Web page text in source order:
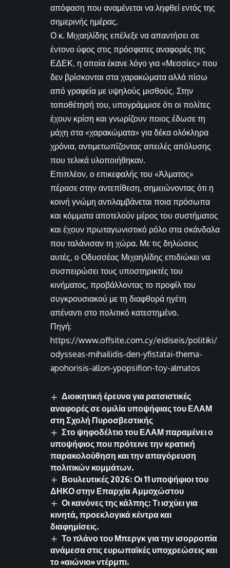
απόφαση που αναμένεται να ληφθεί εντός της
σημερινής ημέρας.
Ο κ. Μιχαηλίδης επέλεξε να απαντήσει σε
έντονο ύφος στις πρόσφατες αναφορές της
ΕΔΕΚ, η οποία έκανε λόγο για «Μεσσίες» που
δεν βρίσκονται στα χαρακώματα αλλά πίσω
από γραφεία με υψηλούς μισθούς. Στην
τοποθέτησή του, υπογράμμισε ότι οι πολίτες
έχουν κρίση και γνωρίζουν ποιος έδωσε τη
μάχη στα «χαρακώματα» για δέκα ολόκληρα
χρόνια, αντιμετωπίζοντας απειλές απόλυσης
που τελικά υλοποιήθηκαν.
Επιπλέον, ο επικεφαλής του «Άλματος»
πέρασε στην αντεπίθεση, σημειώνοντας ότι η
κοινή γνώμη αντιλαμβάνεται ποια πρόσωπα
και κόμματα αποτελούν μέρος του συστήματος
και έχουν πρωταγωνιστικό ρόλο στα σκάνδαλα
που ταλάνισαν τη χώρα. Με τις δηλώσεις
αυτές, ο Οδυσσέας Μιχαηλίδης επιδιώκει να
συσπειρώσει τους υποστηρικτές του
κινήματος, προβάλλοντας το προφίλ του
συγκρουσιακού με τη διαφθορά ηγέτη
απέναντι στο πολιτικό κατεστημένο.
Πηγή:
https://www.offsite.com.cy/eidiseis/politiki/
odysseas-mihailidis-den-yfistatai-thema-
apohorisis-allon-ypopsifion-toy-almatos
Διοικητική έρευνα για ρατσιστικές
αναφορές σε ομιλία υποψήφιας του ΕΛΑΜ
στη Σχολή Πυροσβεστικής
Στο ψηφοδέλτιο του ΕΛΑΜ παραμένει ο
υποψήφιος που πρότεινε την κρατική
παρακολούθηση και την απαγόρευση
πολιτικών κομμάτων.
Βουλευτικές 2026: Οι 11 υποψήφιοι του
ΔΗΚΟ στην Επαρχία Αμμοχώστου
Οι κανόνες της κάλπης: Τι ισχύει για
κινητά, προεκλογικά κέντρα και
διαφημίσεις.
Το πλάνο του Μπεργκ για την ισορροπία
ανάμεσα στις ευρωπαϊκές υποχρεώσεις και
το «αιώνιο» ντέρμπι.